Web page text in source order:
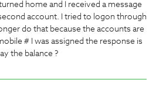
home and I received a message
account. I tried to logon through
do that because the accounts are
# I was assigned the response is
the balance ?